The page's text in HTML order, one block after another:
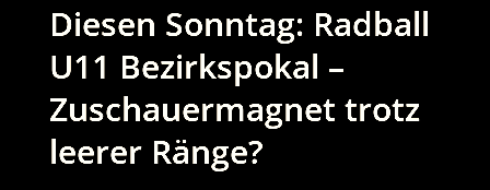
Diesen Sonntag: Radball
U11 Bezirkspokal –
Zuschauermagnet trotz
leerer Ränge?